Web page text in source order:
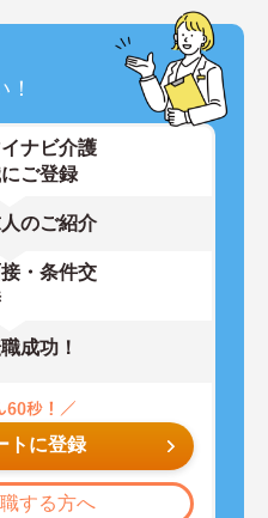
ナビ介護
ご登録
のご紹介
・条件交
成功！
トに登録
する方へ